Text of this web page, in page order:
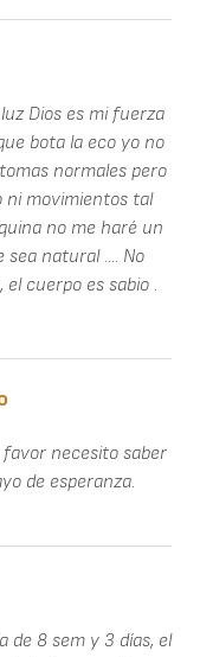
Dios es mi fuerza
bota la eco yo no
normales pero
ni movimientos tal
no me haré un
natural .... No
cuerpo es sabio .
favor necesito saber
de esperanza.
de 8 sem y 3 días, el